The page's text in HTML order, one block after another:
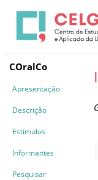
COralCo
Apresentação
Descrição
Estímulos
Informantes
Pesquisar